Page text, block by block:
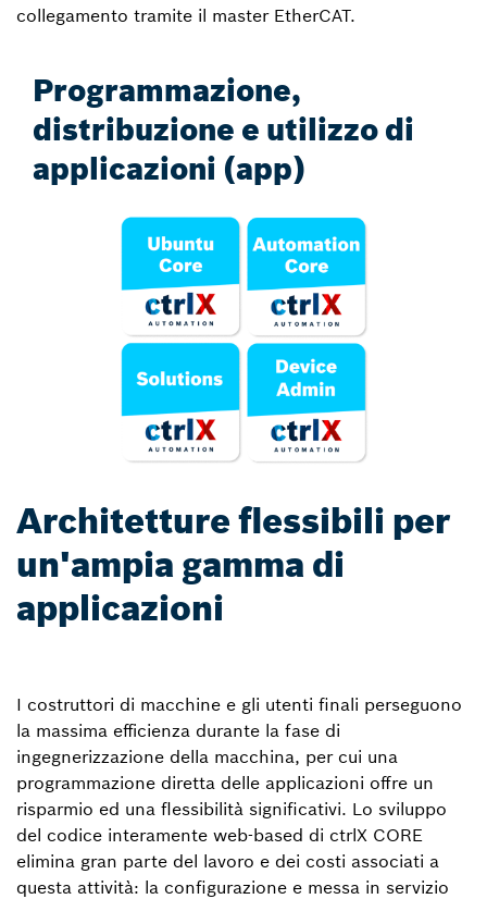
collegamento tramite il master EtherCAT.
Programmazione,
distribuzione e utilizzo di
applicazioni (app)
Architetture flessibili per
un'ampia gamma di
applicazioni
I costruttori di macchine e gli utenti finali perseguono
la massima efficienza durante la fase di
ingegnerizzazione della macchina, per cui una
programmazione diretta delle applicazioni offre un
risparmio ed una flessibilità significativi. Lo sviluppo
del codice interamente web-based di ctrlX CORE
elimina gran parte del lavoro e dei costi associati a
questa attività: la configurazione e messa in servizio